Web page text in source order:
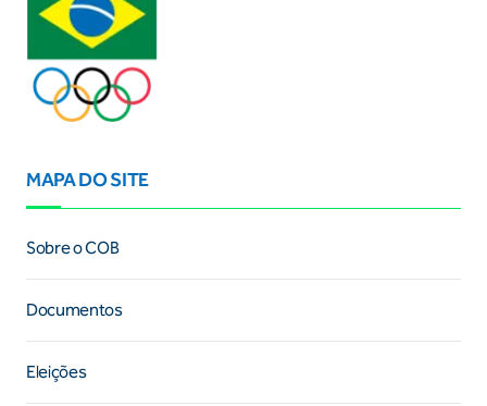
MAPA DO SITE
Sobre o COB
Documentos
Eleições